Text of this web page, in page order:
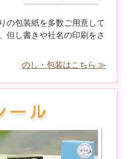
の包装紙を多数ご用意して
但し書きや社名の印刷をさ
のし・包装はこちら ≫